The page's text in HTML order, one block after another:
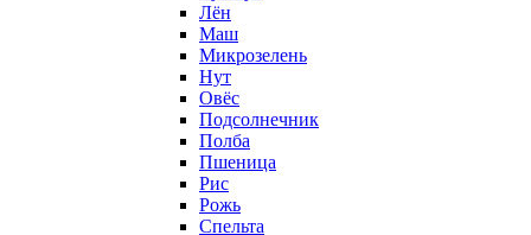
Лён
Маш
Микрозелень
Нут
Овёс
Подсолнечник
Полба
Пшеница
Рис
Рожь
Спельта